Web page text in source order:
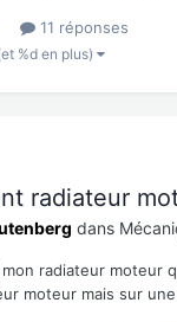
modification(
11 réponses
%d en plus)
radiateur
dans
radiateur moteur
moteur mais sur